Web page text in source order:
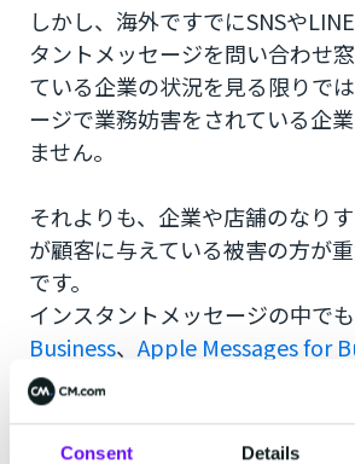
Consent Details
しかし、海外ですでにSNSや
タントメッセージを問い合わせ
ている企業の状況を見る限りで
ージで業務妨害をされている企
ません。
それよりも、企業や店舗のなり
が顧客に与えている被害の方が
です。
インスタントメッセージの中でも
Business、Apple Messages for
セージ（RCS）
ている会社へ申請しなければアカ
きません。